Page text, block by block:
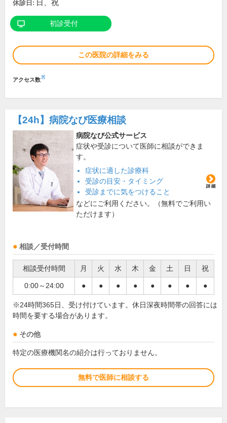
休診日: 日、祝
初診受付
この医院の詳細をみる
アクセス数※
【24h】 病院なび医療相談
病院なび公式サービス
症状や受診について医師に相談ができま
す。
症状に適した診療科
受診の目安・タイミング
受診までに気をつけること
などにご利用ください。（無料でご利用い
ただけます）
相談／受付時間
相談受付時間 月 火 水 木 金 土 日 祝
0:00～24:00 ● ● ● ● ● ● ● ●
※24時間365日、受け付けています。休日深夜時間帯の回答には
時間を要する場合があります。
その他
特定の医療機関名の紹介は行っておりません。
無料で医師に相談する